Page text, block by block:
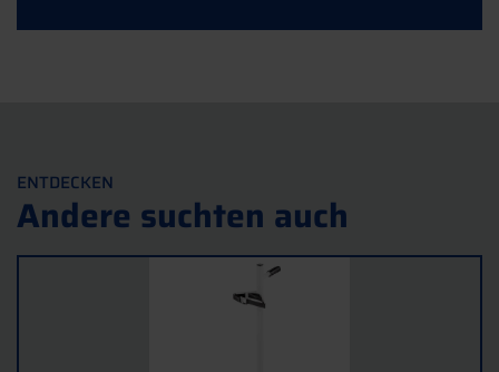
ENTDECKEN
Andere suchten auch